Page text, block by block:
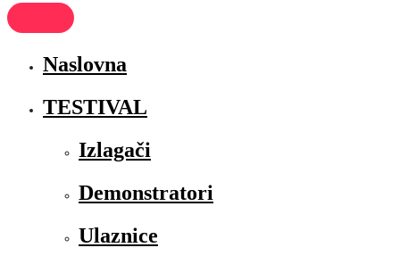
Naslovna
TESTIVAL
Izlagači
Demonstratori
Ulaznice